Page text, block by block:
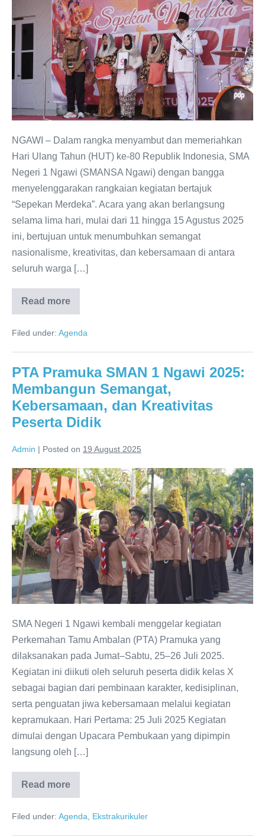
Nasionalisme,
SMAN
1
Ngawi
Hadirkan
“Sepekan
Merdeka”
untuk
HUT
ke-
NGAWI – Dalam rangka menyambut dan memeriahkan
Hari Ulang Tahun (HUT) ke-80 Republik Indonesia, SMA
Negeri 1 Ngawi (SMANSA Ngawi) dengan bangga
menyelenggarakan rangkaian kegiatan bertajuk
“Sepekan Merdeka”. Acara yang akan berlangsung
selama lima hari, mulai dari 11 hingga 15 Agustus 2025
ini, bertujuan untuk menumbuhkan semangat
nasionalisme, kreativitas, dan kebersamaan di antara
seluruh warga […]
Read more
Tanamkan
Nasionalisme,
1
Hadirkan
Acara
“Sepekan
Merdeka”
untuk
HUT
RI
ke-
Filed under: Agenda
PTA Pramuka SMAN 1 Ngawi 2025:
Membangun Semangat,
Kebersamaan, dan Kreativitas
Peserta Didik
Admin | Posted on 19 August 2025
PTA
Pramuka
SMAN
1
Ngawi
2025:
Membangun
Semangat,
Kebersamaan,
dan
Kreativitas
Peserta
Didik
SMA Negeri 1 Ngawi kembali menggelar kegiatan
Perkemahan Tamu Ambalan (PTA) Pramuka yang
dilaksanakan pada Jumat–Sabtu, 25–26 Juli 2025.
Kegiatan ini diikuti oleh seluruh peserta didik kelas X
sebagai bagian dari pembinaan karakter, kedisiplinan,
serta penguatan jiwa kebersamaan melalui kegiatan
kepramukaan. Hari Pertama: 25 Juli 2025 Kegiatan
dimulai dengan Upacara Pembukaan yang dipimpin
langsung oleh […]
Read more
PTA
Pramuka
1
Filed under: Agenda Ekstrakurikuler